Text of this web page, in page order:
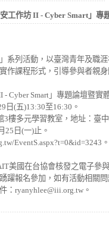
工作坊 II - Cyber Smart」專
系列活動，以臺灣青年及職
作課程形式，引導參與者親
Cyber Smart」專題論壇暨實
日(五)13:30至16:30。
樓多元學習教室，地址：臺
25日(一)止。
EventS.aspx?t=0&id=3243。
美國在台協會核發之電子參
躍報名參加，如有活動相關
：ryanyhlee@iii.org.tw。